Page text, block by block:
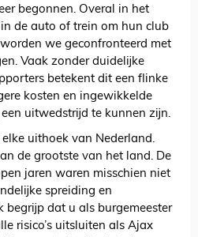
begonnen. Overal in het
de auto of trein om hun club
we geconfronteerd met
Vaak zonder duidelijke
betekent dit een flinke
kosten en ingewikkelde
uitwedstrijd te kunnen zijn.
uithoek van Nederland.
de grootste van het land. De
jaren waren misschien niet
spreiding en
begrijp dat u als burgemeester
risico’s uitsluiten als Ajax